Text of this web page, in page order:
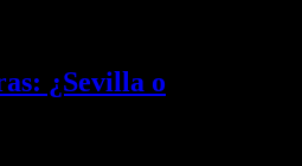
¿Sevilla o